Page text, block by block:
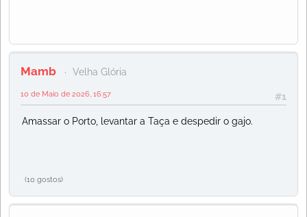
Mamb Velha Glória
#1
10 de Maio de 2026, 16:57
Amassar o Porto, levantar a Taça e despedir o gajo.
(10 gostos)